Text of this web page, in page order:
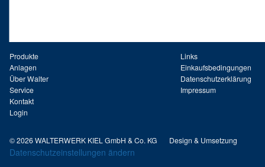
Produkte
Anlagen
Über Walter
Service
Kontakt
Login
Links
Einkaufsbedingungen
Datenschutzerklärung
Impressum
© 2026 WALTERWERK KIEL GmbH & Co. KG Design & Umsetzung
Datenschutzeinstellungen ändern